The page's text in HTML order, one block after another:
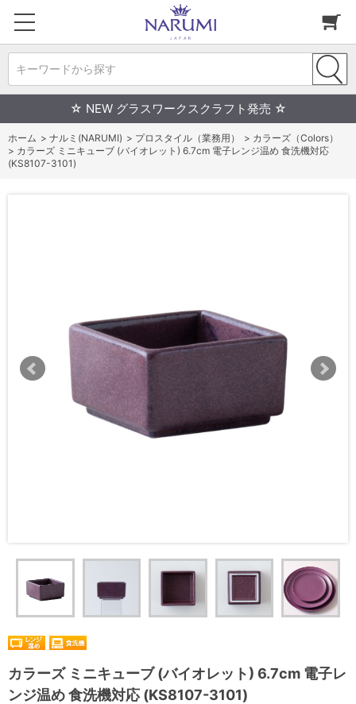
キーワードから探す
☆ NEW グラスワークスクラフト発売 ☆
ホーム > ナルミ(NARUMI) > プロスタイル（業務用） > カラーズ（Colors）
> カラーズ ミニキューブ (バイオレット) 6.7cm 電子レンジ温め 食洗機対応
(KS8107-3101)
カラーズ ミニキューブ (バイオレット) 6.7cm 電子レ
ンジ温め 食洗機対応 (KS8107-3101)